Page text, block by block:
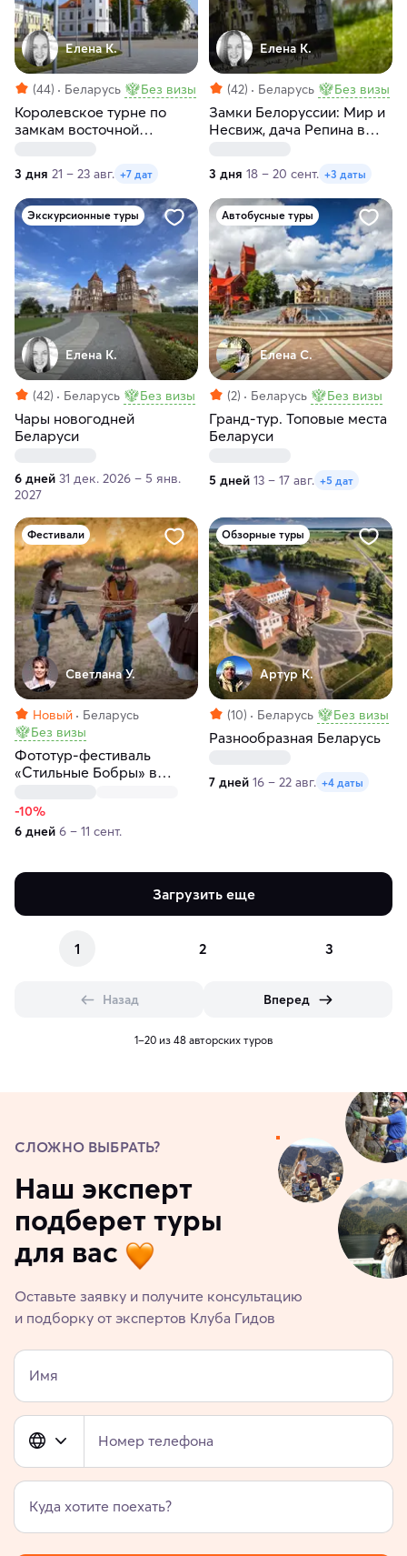
Елена К.
(44) Беларусь Без визы
Королевское турне по
замкам восточной
3 дня 21 – 23 авг. +7 дат
Елена К.
(42) Беларусь Без визы
Замки Белоруссии: Мир и
Несвиж, дача Репина в
3 дня 18 – 20 сент. +3 даты
Экскурсионные туры
Елена К.
(42) Беларусь Без визы
Чары новогодней
Беларуси
6 дней 31 дек. 2026 – 5 янв.
2027
Автобусные туры
Елена С.
(2) Беларусь Без визы
Гранд-тур. Топовые места
Беларуси
5 дней 13 – 17 авг. +5 дат
Фестивали
Светлана У.
Новый
Беларусь
Без визы
Фототур-фестиваль
«Стильные Бобры» в
-10%
6 дней 6 – 11 сент.
Обзорные туры
Артур К.
(10) Беларусь Без визы
Разнообразная Беларусь
7 дней 16 – 22 авг. +4 даты
Загрузить еще
1 2 3
Назад Вперед
1–20 из 48 авторских туров
СЛОЖНО ВЫБРАТЬ?
Наш эксперт
подберет туры
для вас
Оставьте заявку и получите консультацию
и подборку от экспертов Клуба Гидов
Имя
Номер телефона
Куда хотите поехать?